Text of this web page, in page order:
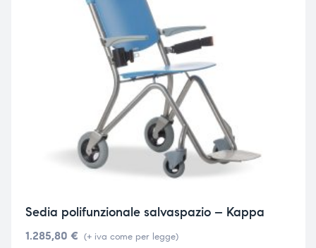
Sedia polifunzionale salvaspazio – Kappa
1.285,80 € (+ iva come per legge)